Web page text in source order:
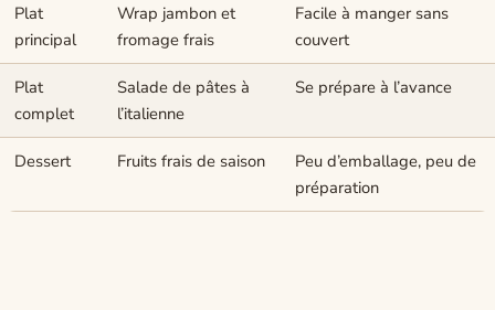
Plat
principal
Wrap jambon et
fromage frais
Facile à manger sans
couvert
Plat
complet
Salade de pâtes à
l’italienne
Se prépare à l’avance
Dessert Fruits frais de saison
Peu d’emballage, peu de
préparation